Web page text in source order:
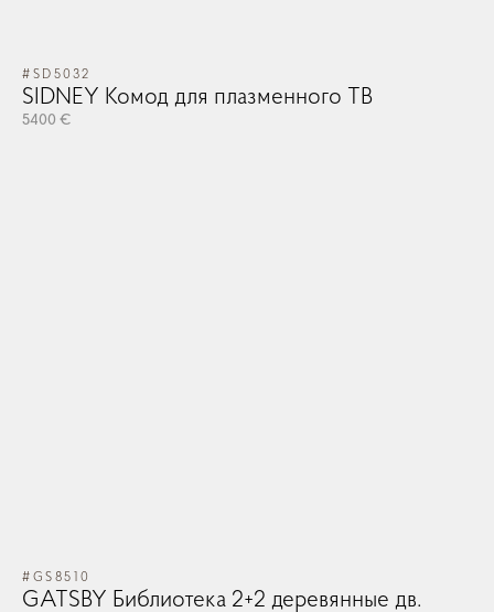
#SD5032
SIDNEY Комод для плазменного ТВ
5400 €
#GS8510
GATSBY Библиотека 2+2 деревянные дв.